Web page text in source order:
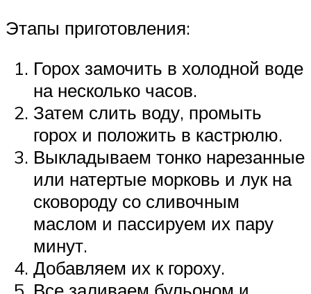
Этапы приготовления:
Горох замочить в холодной воде
на несколько часов.
Затем слить воду, промыть
горох и положить в кастрюлю.
Выкладываем тонко нарезанные
или натертые морковь и лук на
сковороду со сливочным
маслом и пассируем их пару
минут.
Добавляем их к гороху.